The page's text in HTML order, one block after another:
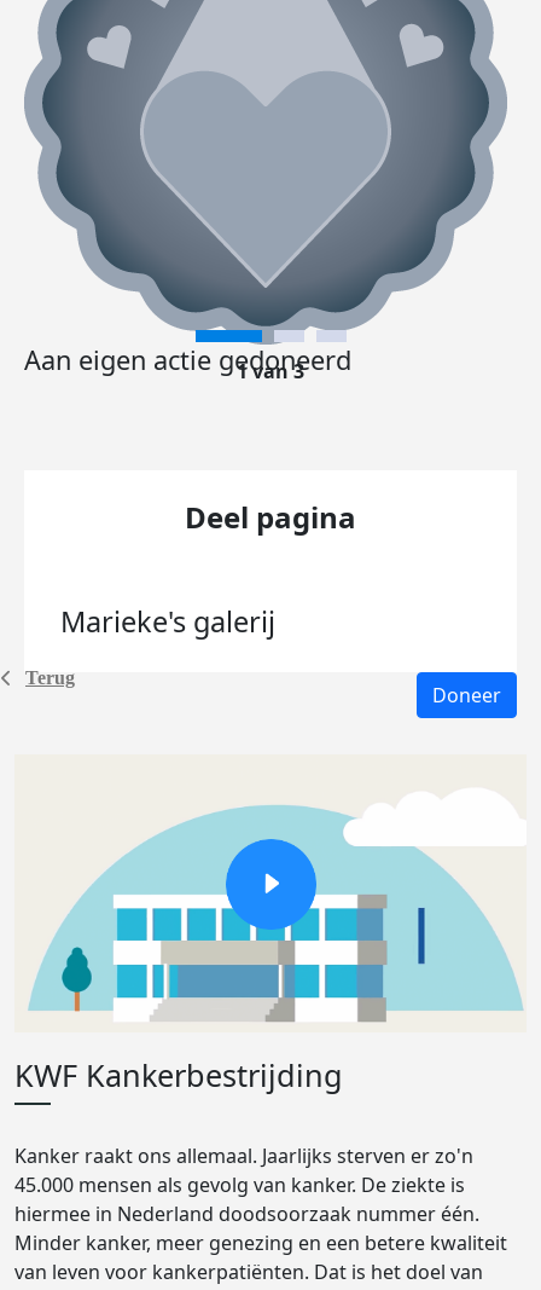
Terug
Aan eigen actie gedoneerd
1 van 3
Deel pagina
Marieke's galerij
Doneer
KWF Kankerbestrijding
Kanker raakt ons allemaal. Jaarlijks sterven er zo'n
45.000 mensen als gevolg van kanker. De ziekte is
hiermee in Nederland doodsoorzaak nummer één.
Minder kanker, meer genezing en een betere kwaliteit
van leven voor kankerpatiënten. Dat is het doel van